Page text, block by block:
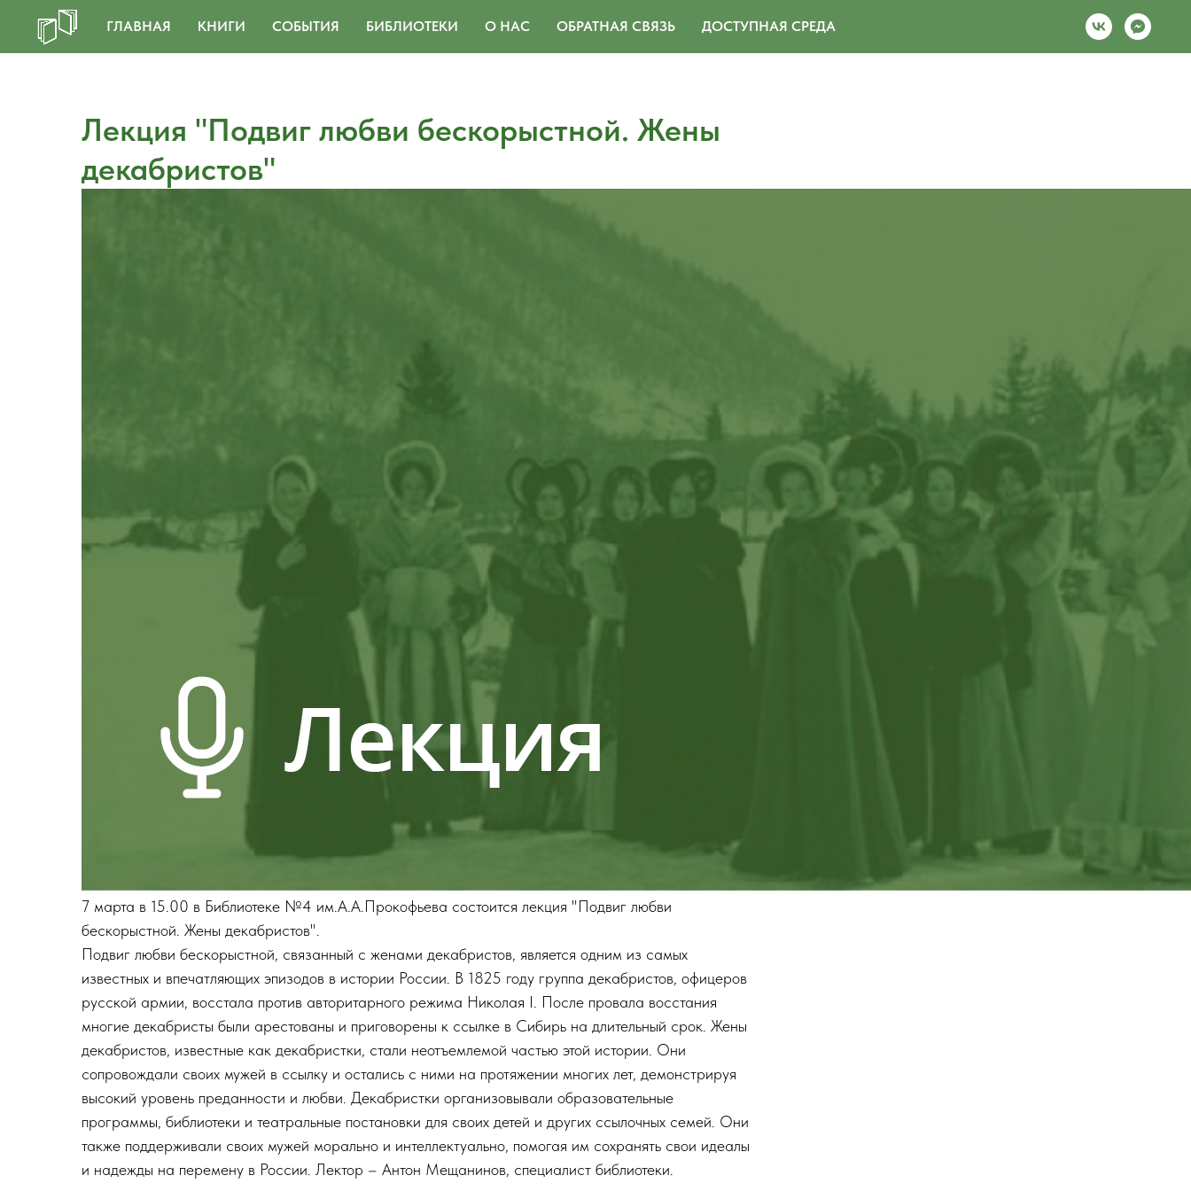
ГЛАВНАЯ КНИГИ СОБЫТИЯ БИБЛИОТЕКИ О НАС ОБРАТНАЯ СВЯЗЬ ДОСТУПНАЯ СРЕДА
Лекция "Подвиг любви бескорыстной. Жены
декабристов"
7 марта в 15.00 в Библиотеке №4 им.А.А.Прокофьева состоится лекция "Подвиг любви
бескорыстной. Жены декабристов".
Подвиг любви бескорыстной, связанный с женами декабристов, является одним из самых
известных и впечатляющих эпизодов в истории России. В 1825 году группа декабристов, офицеров
русской армии, восстала против авторитарного режима Николая I. После провала восстания
многие декабристы были арестованы и приговорены к ссылке в Сибирь на длительный срок. Жены
декабристов, известные как декабристки, стали неотъемлемой частью этой истории. Они
сопровождали своих мужей в ссылку и остались с ними на протяжении многих лет, демонстрируя
высокий уровень преданности и любви. Декабристки организовывали образовательные
программы, библиотеки и театральные постановки для своих детей и других ссылочных семей. Они
также поддерживали своих мужей морально и интеллектуально, помогая им сохранять свои идеалы
и надежды на перемену в России. Лектор – Антон Мещанинов, специалист библиотеки.